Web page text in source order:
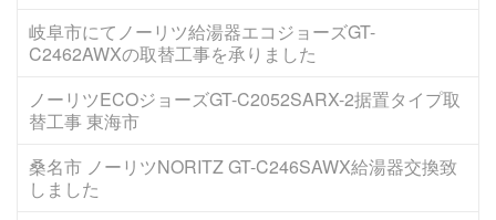
岐阜市にてノーリツ給湯器エコジョーズGT-
C2462AWXの取替工事を承りました
ノーリツECOジョーズGT-C2052SARX-2据置タイプ取
替工事 東海市
桑名市 ノーリツNORITZ GT-C246SAWX給湯器交換致
しました